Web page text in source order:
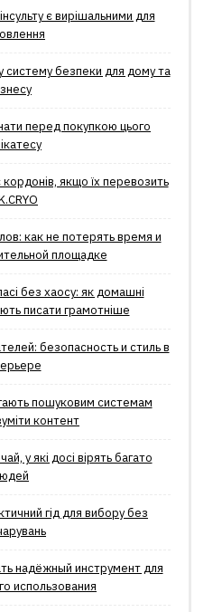
є вирішальними для
систему безпеки для дому та
перед покупкою цього
кордонів, якщо їх перевозить
как не потерять время и
площадке
без хаосу: як домашні
писати грамотніше
безопасность и стиль в
пошуковим системам
контент
у які досі вірять багато
гід для вибору без
надёжный инструмент для
использования